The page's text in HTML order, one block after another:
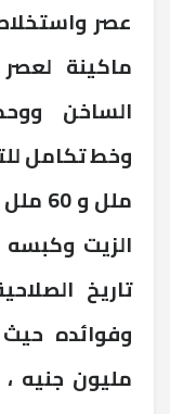
ماكينة لعصر
الساخن
ملل
الزيت
تاريخ
مليون جنيه